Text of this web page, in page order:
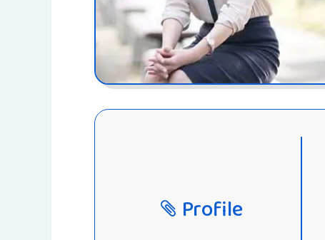
Profile